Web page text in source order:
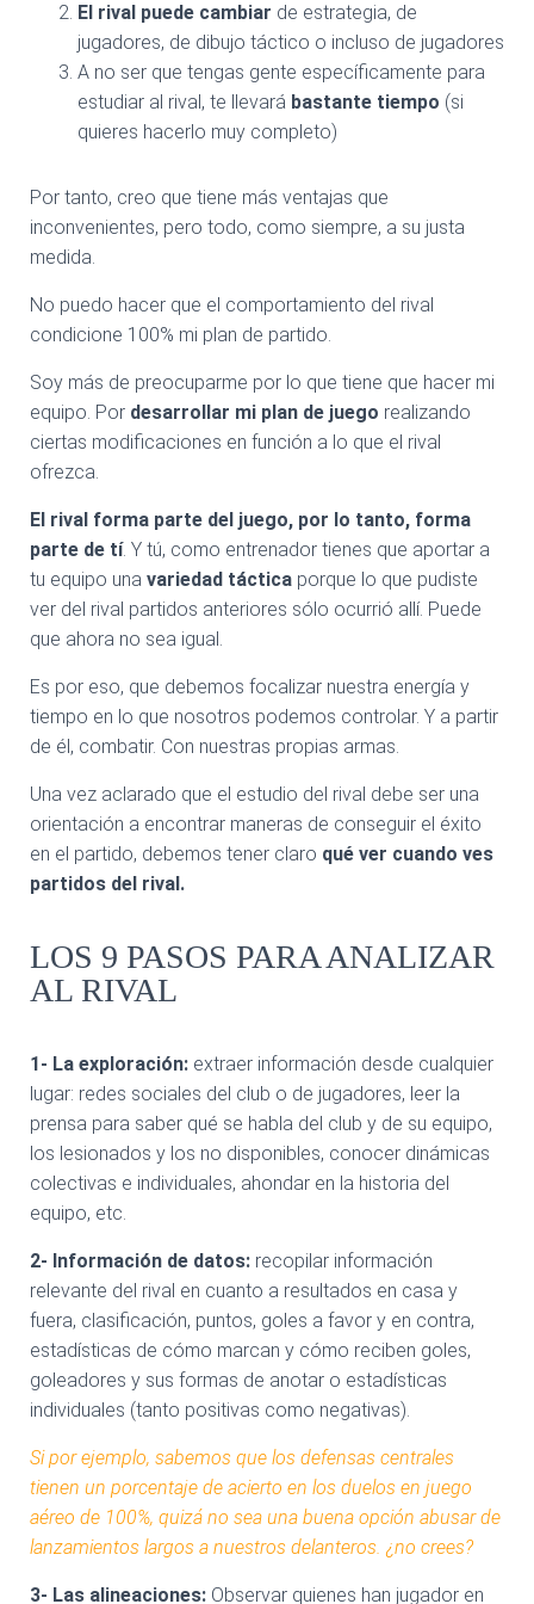
El rival puede cambiar de estrategia, de
jugadores, de dibujo táctico o incluso de jugadores
A no ser que tengas gente específicamente para
estudiar al rival, te llevará bastante tiempo (si
quieres hacerlo muy completo)
Por tanto, creo que tiene más ventajas que
inconvenientes, pero todo, como siempre, a su justa
medida.
No puedo hacer que el comportamiento del rival
condicione 100% mi plan de partido.
Soy más de preocuparme por lo que tiene que hacer mi
equipo. Por desarrollar mi plan de juego realizando
ciertas modificaciones en función a lo que el rival
ofrezca.
El rival forma parte del juego, por lo tanto, forma
parte de tí. Y tú, como entrenador tienes que aportar a
tu equipo una variedad táctica porque lo que pudiste
ver del rival partidos anteriores sólo ocurrió allí. Puede
que ahora no sea igual.
Es por eso, que debemos focalizar nuestra energía y
tiempo en lo que nosotros podemos controlar. Y a partir
de él, combatir. Con nuestras propias armas.
Una vez aclarado que el estudio del rival debe ser una
orientación a encontrar maneras de conseguir el éxito
en el partido, debemos tener claro qué ver cuando ves
partidos del rival.
LOS 9 PASOS PARA ANALIZAR
AL RIVAL
1- La exploración: extraer información desde cualquier
lugar: redes sociales del club o de jugadores, leer la
prensa para saber qué se habla del club y de su equipo,
los lesionados y los no disponibles, conocer dinámicas
colectivas e individuales, ahondar en la historia del
equipo, etc.
2- Información de datos: recopilar información
relevante del rival en cuanto a resultados en casa y
fuera, clasificación, puntos, goles a favor y en contra,
estadísticas de cómo marcan y cómo reciben goles,
goleadores y sus formas de anotar o estadísticas
individuales (tanto positivas como negativas).
Si por ejemplo, sabemos que los defensas centrales
tienen un porcentaje de acierto en los duelos en juego
aéreo de 100%, quizá no sea una buena opción abusar de
lanzamientos largos a nuestros delanteros. ¿no crees?
3- Las alineaciones: Observar quienes han jugador en